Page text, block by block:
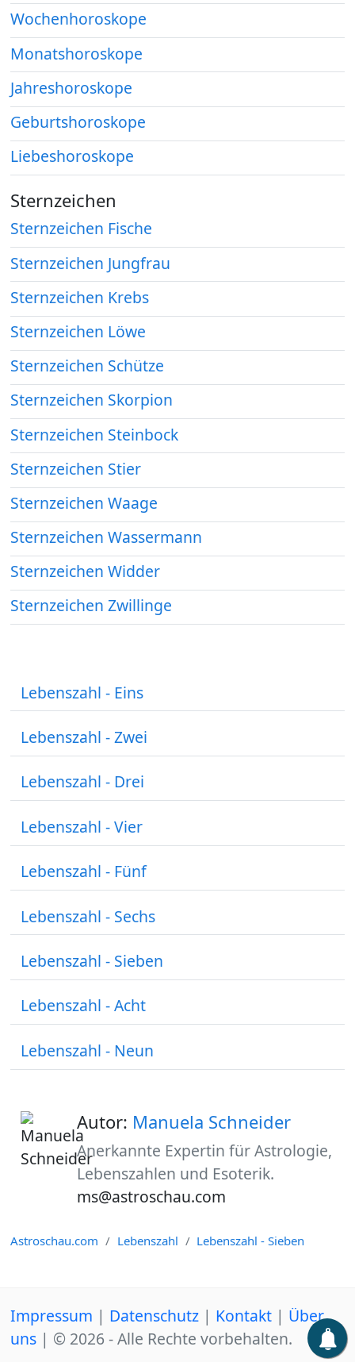
Wochenhoroskope
Monatshoroskope
Jahreshoroskope
Geburtshoroskope
Liebeshoroskope
Sternzeichen
Sternzeichen Fische
Sternzeichen Jungfrau
Sternzeichen Krebs
Sternzeichen Löwe
Sternzeichen Schütze
Sternzeichen Skorpion
Sternzeichen Steinbock
Sternzeichen Stier
Sternzeichen Waage
Sternzeichen Wassermann
Sternzeichen Widder
Sternzeichen Zwillinge
Lebenszahl - Eins
Lebenszahl - Zwei
Lebenszahl - Drei
Lebenszahl - Vier
Lebenszahl - Fünf
Lebenszahl - Sechs
Lebenszahl - Sieben
Lebenszahl - Acht
Lebenszahl - Neun
Autor: Manuela Schneider
Anerkannte Expertin für Astrologie,
Lebenszahlen und Esoterik.
ms@astroschau.com
Astroschau.com Lebenszahl Lebenszahl - Sieben
Impressum | Datenschutz | Kontakt | Über
uns | © 2026 - Alle Rechte vorbehalten.